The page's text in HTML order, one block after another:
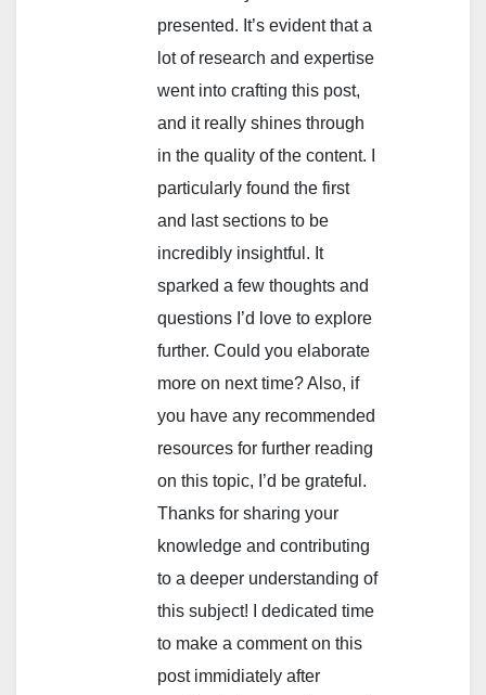
presented. It’s evident that a
lot of research and expertise
went into crafting this post,
and it really shines through
in the quality of the content. I
particularly found the first
and last sections to be
incredibly insightful. It
sparked a few thoughts and
questions I’d love to explore
further. Could you elaborate
more on next time? Also, if
you have any recommended
resources for further reading
on this topic, I’d be grateful.
Thanks for sharing your
knowledge and contributing
to a deeper understanding of
this subject! I dedicated time
to make a comment on this
post immidiately after